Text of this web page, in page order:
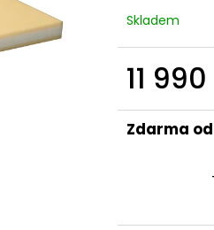
Skladem
11
cena:
Zdarma